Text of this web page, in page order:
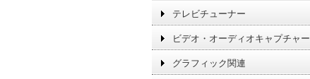
テレビチューナー
ビデオ・オーディオキャプチャー
グラフィック関連